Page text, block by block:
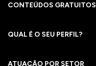
CONTEÚDOS GRATUITOS
QUAL É O SEU PERFIL?
ATUAÇÃO POR SETOR